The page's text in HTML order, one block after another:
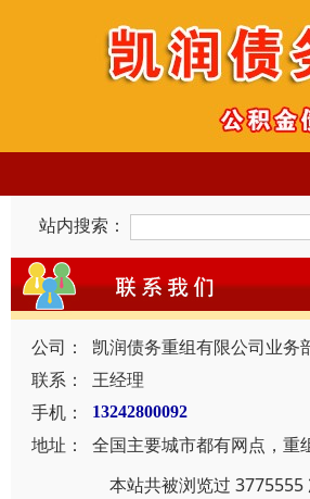
站内搜索：
公司：
凯润债务重组有限公司业务
联系：
王经理
手机：
13242800092
地址：
全国主要城市都有网点，重
本站共被浏览过 3775555